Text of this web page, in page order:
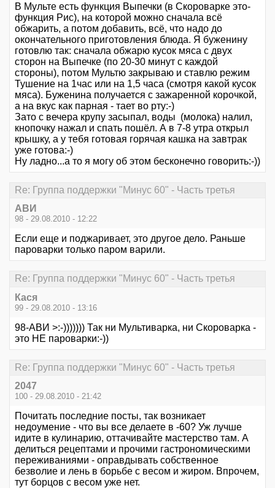
В Мульте есть функция Выпечки (в Скороварке это-
функция Рис), на которой можно сначала всё
обжарить, а потом добавить, всё, что надо до
окончательного приготовления блюда. Я буженину
готовлю так: сначала обжарю кусок мяса с двух
сторон на Выпечке (по 20-30 минут с каждой
стороны), потом Мультю закрываю и ставлю режим
Тушение на 1час или на 1,5 часа (смотря какой кусок
мяса). Буженина получается с зажаренной корочкой,
а на вкус как парная - тает во рту:-)
Зато с вечера крупу засыпал, воды (молока) налил,
кнопочку нажал и спать пошёл. А в 7-8 утра открыл
крышку, а у тебя готовая горячая кашка на завтрак
уже готова:-)
Ну ладно...а то я могу об этом бесконечно говорить:-))
Re: Группа поддержки "Минус 60" - Часть третья
АВИ
98 - 29.08.2010 - 12:22
Если еще и поджаривает, это другое дело. Раньше
пароварки только паром варили.
Re: Группа поддержки "Минус 60" - Часть третья
Кася
99 - 29.08.2010 - 13:16
98-АВИ >:-))))))) Так ни Мультиварка, ни Скороварка -
это НЕ пароварки:-))
Re: Группа поддержки "Минус 60" - Часть третья
2047
100 - 29.08.2010 - 21:42
Почитать последние посты, так возникает
недоумение - что вы все делаете в -60? Уж лучше
идите в кулинарию, оттачивайте мастерство там. А
делиться рецептами и прочими гастрономическими
переживаниями - оправдывать собственное
безволие и лень в борьбе с весом и жиром. Впрочем,
тут борцов с весом уже нет.